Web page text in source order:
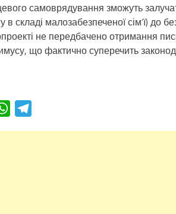
самоврядування зможуть
в складі малозабезпеченої сім’ї) до
не передбачено отримання
що фактично суперечить
WhatsApp